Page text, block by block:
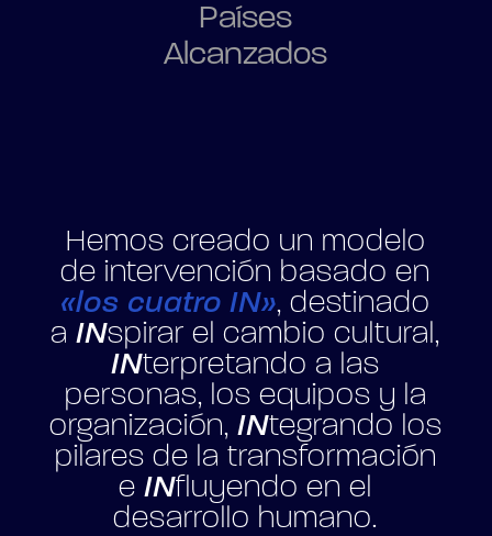
Países
Alcanzados
Hemos creado un modelo
de intervención basado en
«los cuatro IN», destinado
aINspirar el cambio cultural,
INterpretando a las
personas, los equipos y la
organización, INtegrando los
pilares de la transformación
eINfluyendo en el
desarrollo humano.